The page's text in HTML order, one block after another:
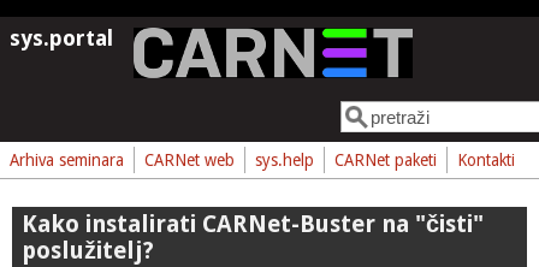
Skoči na glavni sadržaj
sys.portal
Obrazac pretrage
Pretraga
Arhiva seminara CARNet web sys.help CARNet paketi Kontakti
Kako instalirati CARNet-Buster na "čisti"
poslužitelj?